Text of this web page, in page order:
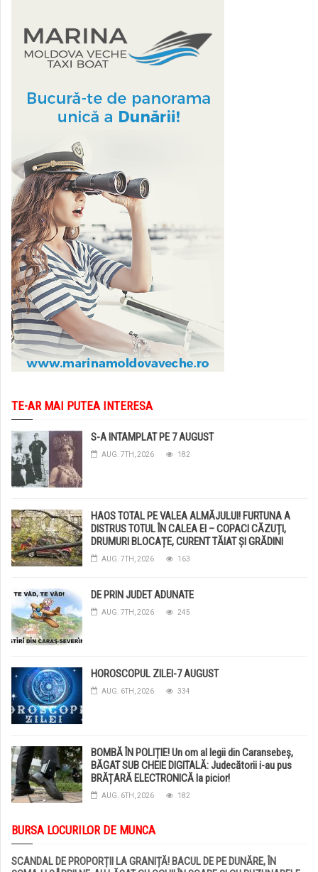
TE-AR MAI PUTEA INTERESA
S-A INTAMPLAT PE 7 AUGUST
AUG. 7TH, 2026 182
HAOS TOTAL PE VALEA ALMĂJULUI! FURTUNA A
DISTRUS TOTUL ÎN CALEA EI – COPACI CĂZUȚI,
DRUMURI BLOCAȚE, CURENT TĂIAT ȘI GRĂDINI
DISTRUSE DE GRINDINĂ!
AUG. 7TH, 2026 163
DE PRIN JUDET ADUNATE
AUG. 7TH, 2026 245
HOROSCOPUL ZILEI-7 AUGUST
AUG. 6TH, 2026 334
BOMBĂ ÎN POLIȚIE! Un om al legii din Caransebeș,
BĂGAT SUB CHEIE DIGITALĂ: Judecătorii i-au pus
BRĂȚARĂ ELECTRONICĂ la picior!
AUG. 6TH, 2026 182
BURSA LOCURILOR DE MUNCA
SCANDAL DE PROPORȚII LA GRANIȚĂ! BACUL DE PE DUNĂRE, ÎN